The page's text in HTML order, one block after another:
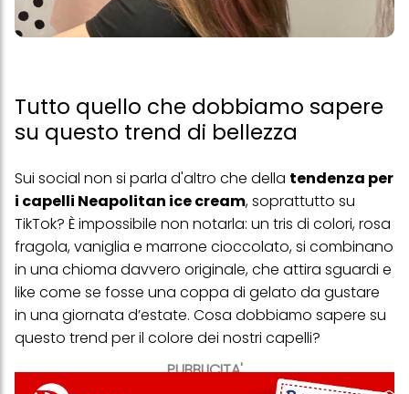
Tutto quello che dobbiamo sapere
su questo trend di bellezza
PUBBLICITA'
Sui social non si parla d'altro che della tendenza per
i capelli Neapolitan ice cream, soprattutto su
TikTok? È impossibile non notarla: un tris di colori, rosa
fragola, vaniglia e marrone cioccolato, si combinano
in una chioma davvero originale, che attira sguardi e
like come se fosse una coppa di gelato da gustare
in una giornata d’estate. Cosa dobbiamo sapere su
questo trend per il colore dei nostri capelli?